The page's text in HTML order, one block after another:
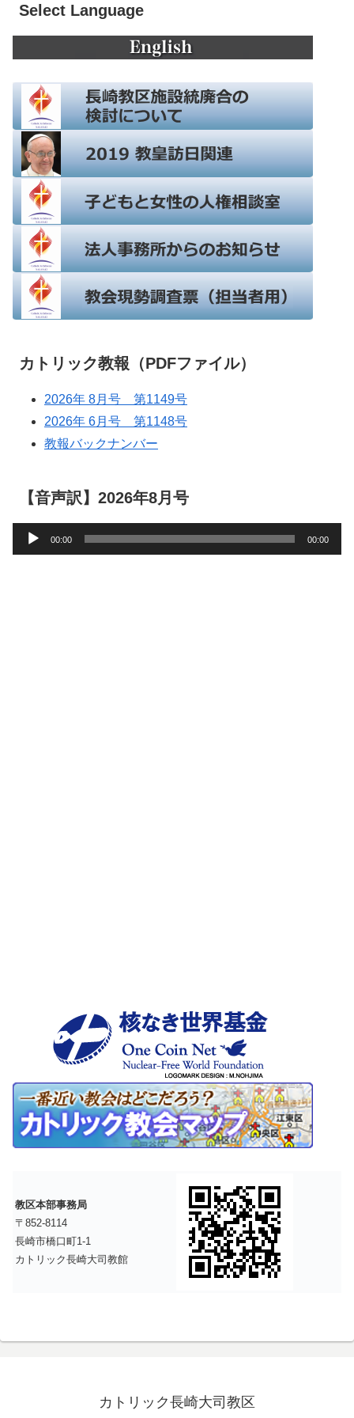
Select Language
カトリック教報（PDFファイル）
2026年 8月号 第1149号
2026年 6月号 第1148号
教報バックナンバー
【音声訳】2026年8月号
声
00:00 00:00
教区本部事務局
〒852-8114
長崎市橋口町1-1
カトリック長崎大司教館
カトリック長崎大司教区